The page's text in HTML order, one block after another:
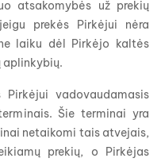
atsakomybės už prekių
prekės Pirkėjui nėra
laiku dėl Pirkėjo kaltės
aplinkybių.
vadovaudamasis
Šie terminai yra
netaikomi tais atvejais,
prekių, o Pirkėjas